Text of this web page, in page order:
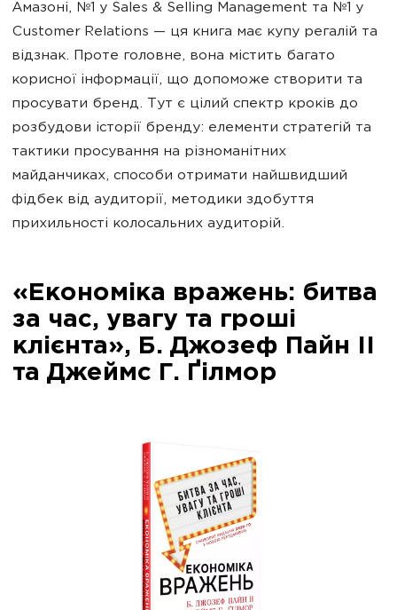
Амазоні, №1 у Sales & Selling Management та №1 у
Customer Relations — ця книга має купу регалій та
відзнак. Проте головне, вона містить багато
корисної інформації, що допоможе створити та
просувати бренд. Тут є цілий спектр кроків до
розбудови історії бренду: елементи стратегій та
тактики просування на різноманітних
майданчиках, способи отримати найшвидший
фідбек від аудиторії, методики здобуття
прихильності колосальних аудиторій.
«Економіка вражень: битва
за час, увагу та гроші
клієнта», Б. Джозеф Пайн II
та Джеймс Г. Ґілмор